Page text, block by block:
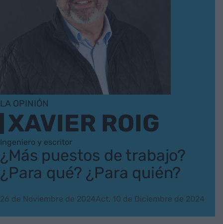
LA OPINIÓN
XAVIER ROIG
Ingeniero y escritor
¿Más puestos de trabajo?
¿Para qué? ¿Para quién?
26 de Noviembre de 2024Act. 10 de Diciembre de 2024